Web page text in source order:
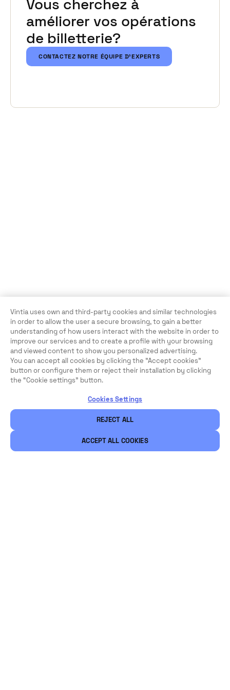
Vous cherchez à
améliorer vos opérations
de billetterie?
CONTACTEZ NOTRE ÉQUIPE D'EXPERTS
Vintia uses own and third-party cookies and similar technologies
in order to allow the user a secure browsing, to gain a better
understanding of how users interact with the website in order to
improve our services and to create a profile with your browsing
and viewed content to show you personalized advertising.
You can accept all cookies by clicking the "Accept cookies"
button or configure them or reject their installation by clicking
the “Cookie settings” button.
Cookies Settings
REJECT ALL
ACCEPT ALL COOKIES